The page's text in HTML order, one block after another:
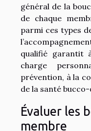
général de la
de chaque
parmi ces types
qualifié garantit
charge
prévention, à la
de la santé
Évaluer les
membre